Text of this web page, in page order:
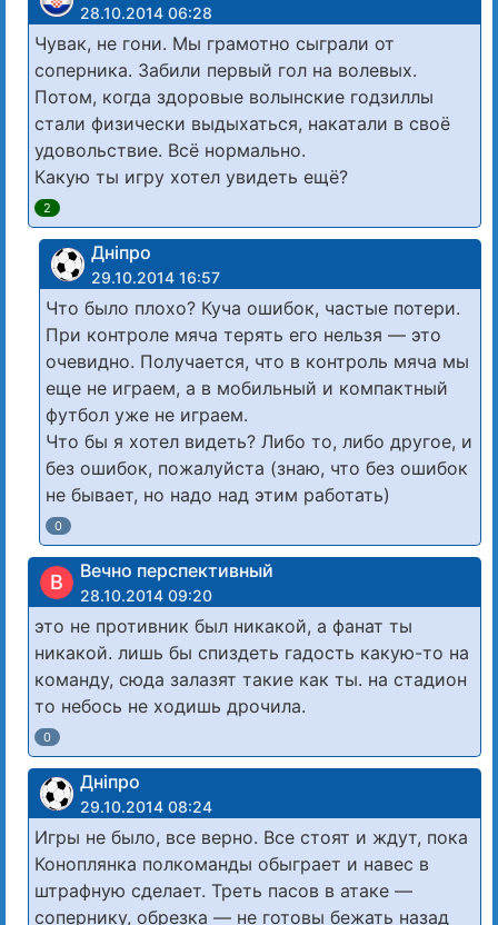
28.10.2014 06:28
Чувак, не гони. Мы грамотно сыграли от
соперника. Забили первый гол на волевых.
Потом, когда здоровые волынские годзиллы
стали физически выдыхаться, накатали в своё
удовольствие. Всё нормально.
Какую ты игру хотел увидеть ещё?
2
Дніпро
29.10.2014 16:57
Что было плохо? Куча ошибок, частые потери.
При контроле мяча терять его нельзя — это
очевидно. Получается, что в контроль мяча мы
еще не играем, а в мобильный и компактный
футбол уже не играем.
Что бы я хотел видеть? Либо то, либо другое, и
без ошибок, пожалуйста (знаю, что без ошибок
не бывает, но надо над этим работать)
0
В Вечно перспективный
28.10.2014 09:20
это не противник был никакой, а фанат ты
никакой. лишь бы спиздеть гадость какую-то на
команду, сюда залазят такие как ты. на стадион
то небось не ходишь дрочила.
0
Дніпро
29.10.2014 08:24
Игры не было, все верно. Все стоят и ждут, пока
Коноплянка полкоманды обыграет и навес в
штрафную сделает. Треть пасов в атаке —
сопернику, обрезка — не готовы бежать назад